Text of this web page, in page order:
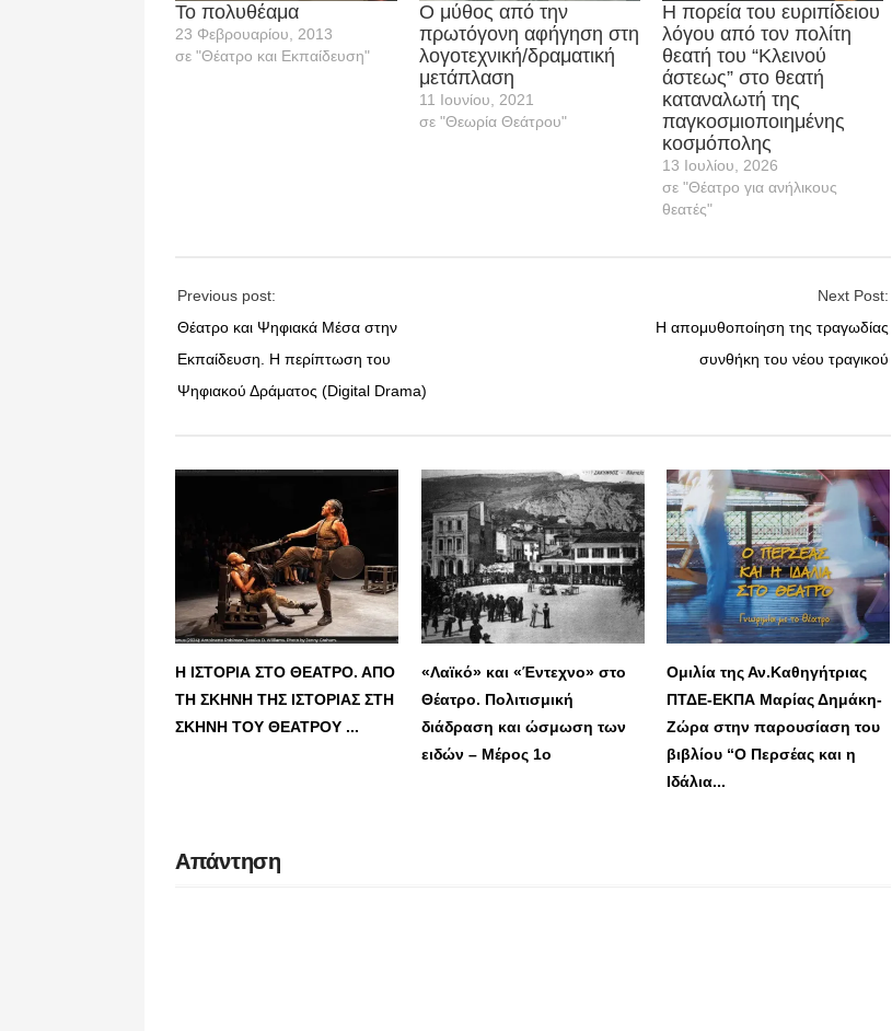
Το πολυθέαμα
23 Φεβρουαρίου, 2013
σε "Θέατρο και Εκπαίδευση"
Ο μύθος από την
πρωτόγονη αφήγηση στη
λογοτεχνική/δραματική
μετάπλαση
11 Ιουνίου, 2021
σε "Θεωρία Θεάτρου"
Η πορεία του ευριπίδειου
λόγου από τον πολίτη
θεατή του “Κλεινού
άστεως” στο θεατή
καταναλωτή της
παγκοσμιοποιημένης
κοσμόπολης
13 Ιουλίου, 2026
σε "Θέατρο για ανήλικους
θεατές"
Previous post:
Θέατρο και Ψηφιακά Μέσα στην
Εκπαίδευση. Η περίπτωση του
Ψηφιακού Δράματος (Digital Drama)
Next Post:
Η απομυθοποίηση της τραγωδίας
συνθήκη του νέου τραγικού
Η ΙΣΤΟΡΙΑ ΣΤΟ ΘΕΑΤΡΟ. ΑΠΟ
ΤΗ ΣΚΗΝΗ ΤΗΣ ΙΣΤΟΡΙΑΣ ΣΤΗ
ΣΚΗΝΗ ΤΟΥ ΘΕΑΤΡΟΥ ...
«Λαϊκό» και «Έντεχνο» στο
Θέατρο. Πολιτισμική
διάδραση και ώσμωση των
ειδών – Μέρος 1ο
Ομιλία της Αν.Καθηγήτριας
ΠΤΔΕ-ΕΚΠΑ Μαρίας Δημάκη-
Ζώρα στην παρουσίαση του
βιβλίου “Ο Περσέας και η
Ιδάλια...
Απάντηση